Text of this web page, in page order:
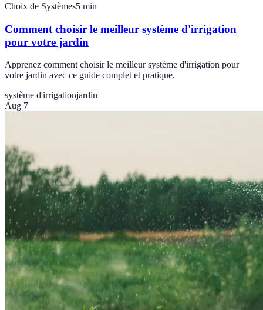
Choix de Systèmes5 min
Comment choisir le meilleur système d'irrigation
pour votre jardin
Apprenez comment choisir le meilleur système d'irrigation pour
votre jardin avec ce guide complet et pratique.
système d'irrigationjardin
Aug 7